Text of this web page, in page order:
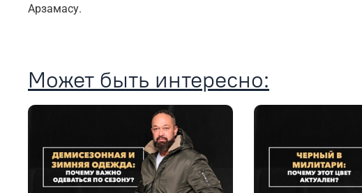
Арзамасу.
Может быть интересно: